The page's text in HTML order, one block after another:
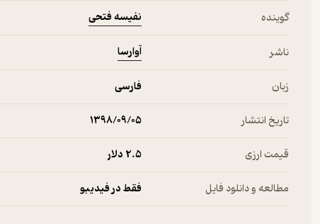
گوینده نفیسه فتحی
ناشر آوارسا
زبان فارسی
تاریخ انتشار ۱۳۹۸/۰۹/۰۵
قیمت ارزی 2.۵ دلار
مطالعه و دانلود فایل فقط در فیدیبو